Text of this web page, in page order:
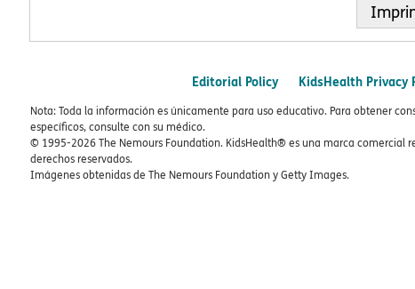
Editorial Policy KidsHealth Privacy
Nota: Toda la información es únicamente para uso educativo. Para obtener
específicos, consulte con su médico.
© 1995-2026 The Nemours Foundation. KidsHealth® es una marca comercial
derechos reservados.
Imágenes obtenidas de The Nemours Foundation y Getty Images.